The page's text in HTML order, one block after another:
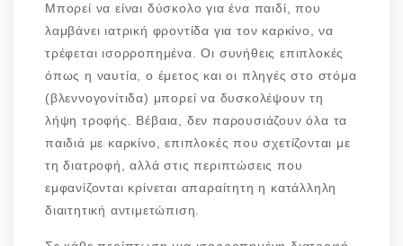
Μπορεί να είναι δύσκολο για ένα παιδί, που
λαμβάνει ιατρική φροντίδα για τον καρκίνο, να
τρέφεται ισορροπημένα. Οι συνήθεις επιπλοκές
όπως η ναυτία, ο έμετος και οι πληγές στο στόμα
(βλεννογονίτιδα) μπορεί να δυσκολέψουν τη
λήψη τροφής. Βέβαια, δεν παρουσιάζουν όλα τα
παιδιά με καρκίνο, επιπλοκές που σχετίζονται με
τη διατροφή, αλλά στις περιπτώσεις που
εμφανίζονται κρίνεται απαραίτητη η κατάλληλη
διαιτητική αντιμετώπιση.